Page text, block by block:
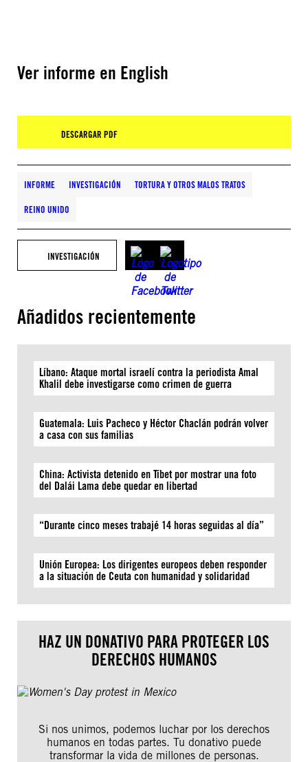
Ver informe en English
DESCARGAR PDF
INFORME INVESTIGACIÓN TORTURA Y OTROS MALOS TRATOS
REINO UNIDO
INVESTIGACIÓN
Añadidos recientemente
Líbano: Ataque mortal israelí contra la periodista Amal
Khalil debe investigarse como crimen de guerra
Guatemala: Luis Pacheco y Héctor Chaclán podrán volver
a casa con sus familias
China: Activista detenido en Tíbet por mostrar una foto
del Dalái Lama debe quedar en libertad
“Durante cinco meses trabajé 14 horas seguidas al día”
Unión Europea: Los dirigentes europeos deben responder
a la situación de Ceuta con humanidad y solidaridad
HAZ UN DONATIVO PARA PROTEGER LOS
DERECHOS HUMANOS
Si nos unimos, podemos luchar por los derechos
humanos en todas partes. Tu donativo puede
transformar la vida de millones de personas.